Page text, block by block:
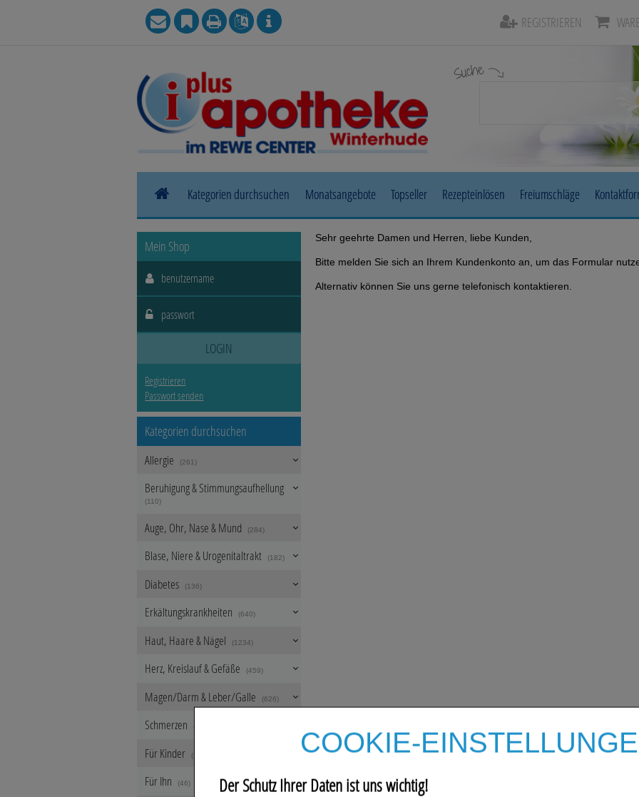
COOKIE-
Der Schutz Ihrer Daten ist uns wichtig!
Suche
REGISTRIEREN
Kategorien durchsuchen
Allergie Beruhigung & Stimmungsaufhellung
Blase, Niere & Urogenitaltrakt Diabetes
Haut, Haare & Nägel
Für Sie
Raucherentwöhnung
Körperpflege
Bonbons
Monatsangebote Topseller Rezepteinlösen Freiumschläge
Sehr geehrte Damen und Herren, liebe Kunden,
Bitte melden Sie sich an Ihrem Kundenkonto an, um das Formular
Alternativ können Sie uns gerne telefonisch kontaktieren.
Mein Shop
LOGIN
Registrieren
Passwort senden
Kategorien durchsuchen
Allergie (261)
Beruhigung & Stimmungsaufhellung
(110)
Auge, Ohr, Nase & Mund (284)
Blase, Niere & Urogenitaltrakt (182)
Diabetes (136)
Erkältungskrankheiten (640)
Haut, Haare & Nägel (1234)
Herz, Kreislauf & Gefäße (459)
Magen/Darm & Leber/Galle (626)
Schmerzen
Für Kinder (108)
Für Ihn (46)